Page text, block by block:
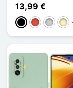
13,99 €
PretoVermelho
Prata